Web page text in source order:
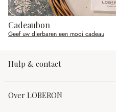
Cadeaubon
Geef uw dierbaren een mooi cadeau
Hulp & contact
Over LOBERON